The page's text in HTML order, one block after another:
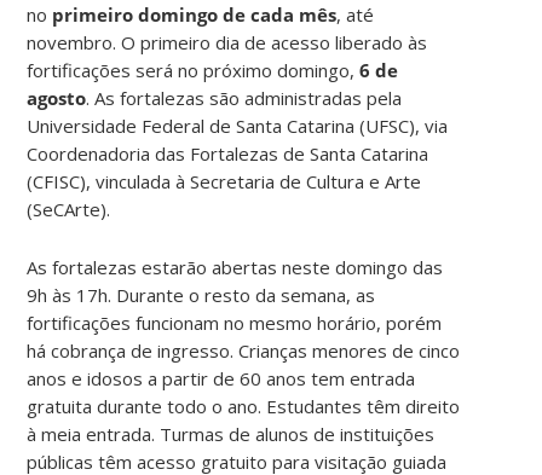
no primeiro domingo de cada mês, até
novembro. O primeiro dia de acesso liberado às
fortificações será no próximo domingo,6 de
agosto. As fortalezas são administradas pela
Universidade Federal de Santa Catarina (UFSC), via
Coordenadoria das Fortalezas de Santa Catarina
(CFISC), vinculada à Secretaria de Cultura e Arte
(SeCArte).
As fortalezas estarão abertas neste domingo das
9h às 17h. Durante o resto da semana, as
fortificações funcionam no mesmo horário, porém
há cobrança de ingresso. Crianças menores de cinco
anos e idosos a partir de 60 anos tem entrada
gratuita durante todo o ano. Estudantes têm direito
à meia entrada. Turmas de alunos de instituições
públicas têm acesso gratuito para visitação guiada